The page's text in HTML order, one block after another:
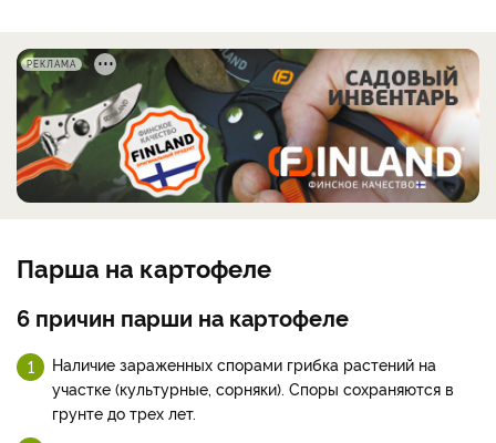
РЕКЛАМА
Парша на картофеле
6 причин парши на картофеле
Наличие зараженных спорами грибка растений на
участке (культурные, сорняки). Споры сохраняются в
грунте до трех лет.